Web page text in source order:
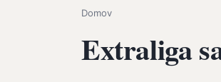
Omrvinka
Domov
Extraliga